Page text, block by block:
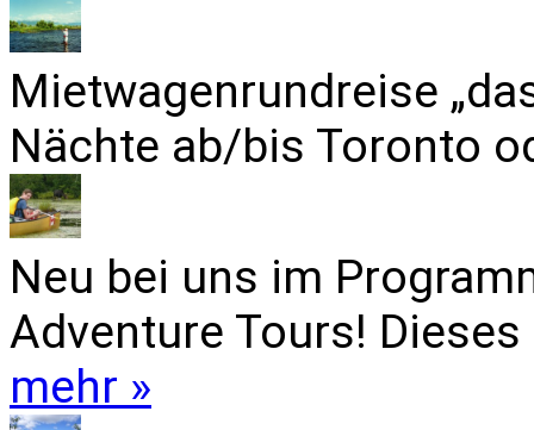
Mietwagenrundreise
Nächte ab/bis Toronto
Neu bei uns im
Adventure Tours!
mehr »